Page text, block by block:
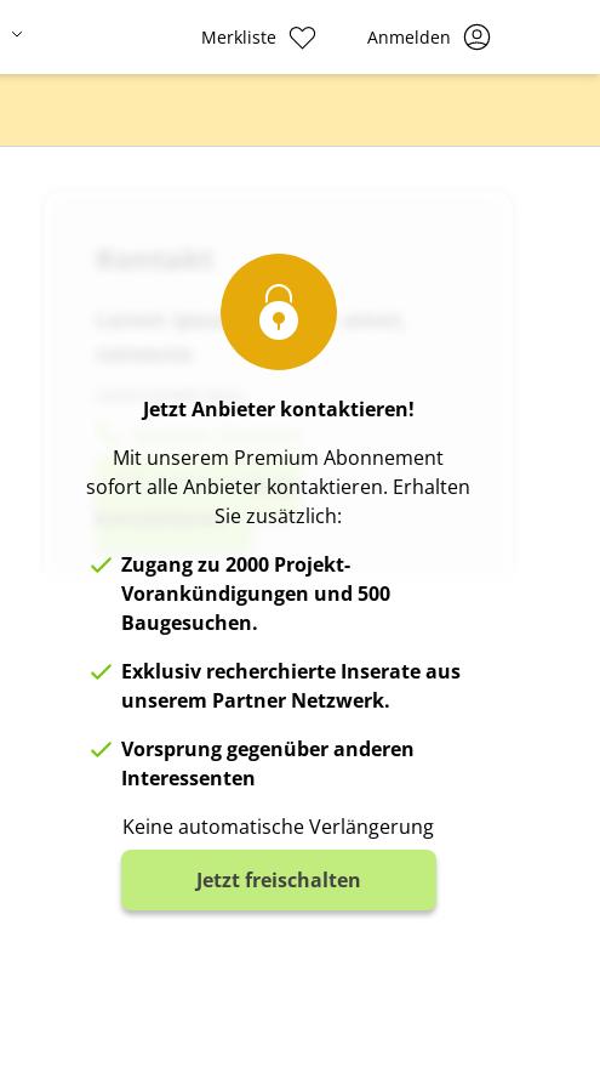
Merkliste Anmelden
Lorem ipsum dolor sit amet,
Lore Lorem ipsu
Anbieter direkt
kontaktieren
Jetzt Anbieter kontaktieren!
Mit unserem Premium Abonnement
sofort alle Anbieter kontaktieren. Erhalten
Sie zusätzlich:
Zugang zu 2000 Projekt-
Vorankündigungen und 500
Baugesuchen.
Exklusiv recherchierte Inserate aus
unserem Partner Netzwerk.
Vorsprung gegenüber anderen
Interessenten
Keine automatische Verlängerung
Jetzt freischalten